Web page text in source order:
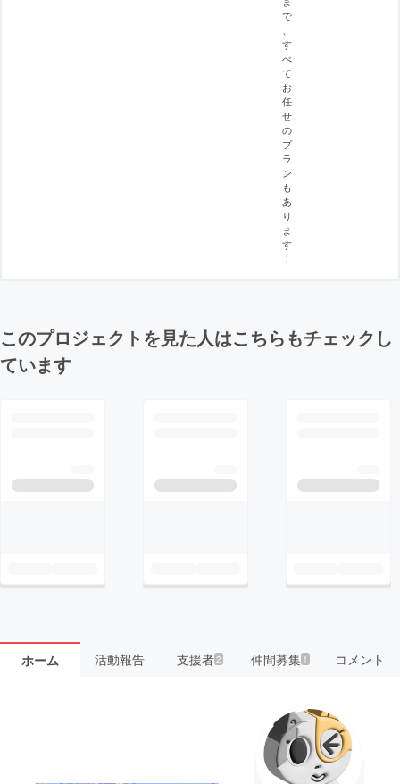
で
、
す
べ
て
お
任
せ
の
プ
ラ
ン
も
あ
り
ま
す
！
このプロジェクトを見た人はこちらもチェックし
ています
ホーム 活動報告 支援者2 仲間募集 1 コメント